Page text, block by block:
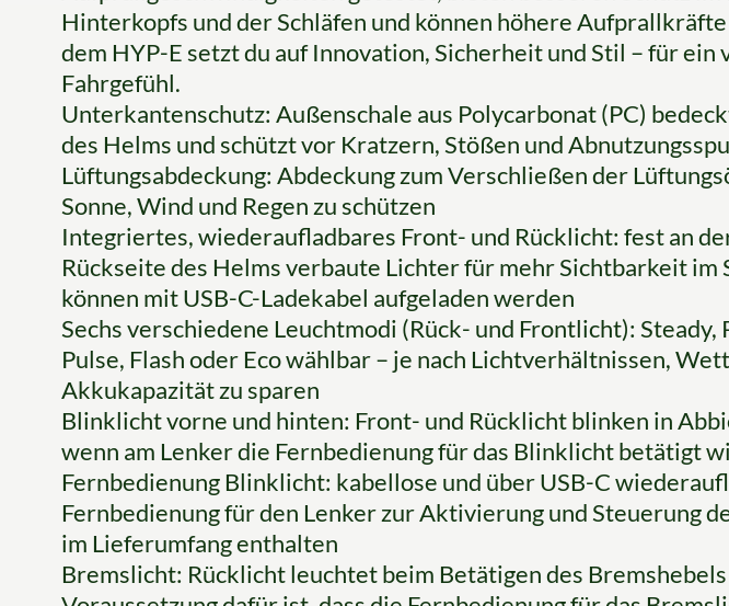
Hinterkopfs und der Schläfen und können höhere
dem HYP-E setzt du auf Innovation, Sicherheit und Stil – für ein
Fahrgefühl.
Unterkantenschutz: Außenschale aus Polycarbonat (PC)
des Helms und schützt vor Kratzern, Stößen und
Lüftungsabdeckung: Abdeckung zum Verschließen der
Sonne, Wind und Regen zu schützen
Integriertes, wiederaufladbares Front- und Rücklicht: fest an
Rückseite des Helms verbaute Lichter für mehr Sichtbarkeit im
können mit USB-C-Ladekabel aufgeladen werden
Sechs verschiedene Leuchtmodi (Rück- und Frontlicht): Steady,
Pulse, Flash oder Eco wählbar – je nach Lichtverhältnissen,
Akkukapazität zu sparen
Blinklicht vorne und hinten: Front- und Rücklicht blinken in
wenn am Lenker die Fernbedienung für das Blinklicht betätigt
Fernbedienung Blinklicht: kabellose und über USB-C
Fernbedienung für den Lenker zur Aktivierung und Steuerung
im Lieferumfang enthalten
Bremslicht: Rücklicht leuchtet beim Betätigen des Bremshebels